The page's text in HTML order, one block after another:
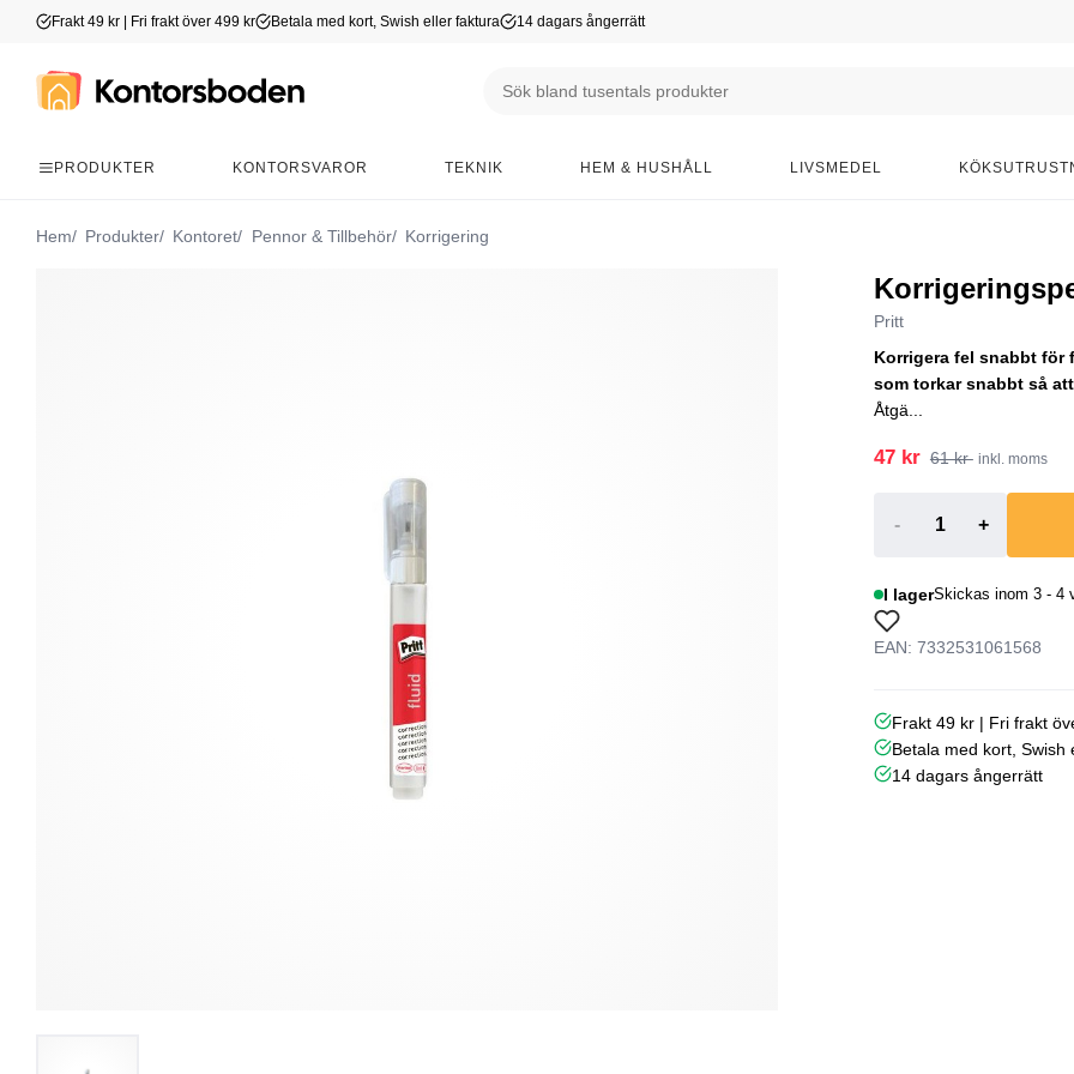
Frakt 49 kr | Fri frakt över 499 kr Betala med kort, Swish eller faktura 14 dagars ångerrätt
PRODUKTER KONTORSVAROR TEKNIK HEM & HUSHÅLL LIVSMEDEL
Hem Produkter Kontoret Pennor & Tillbehör Korrigering
Pritt
Korrigera fel snabbt för
som torkar snabbt så
Åtgä...
47 kr 61 kr inkl. moms
- +
I lagerSkickas inom 3 - 4
EAN: 7332531061568
Frakt 49 kr | Fri frakt
Betala med kort, Swish
14 dagars ångerrätt